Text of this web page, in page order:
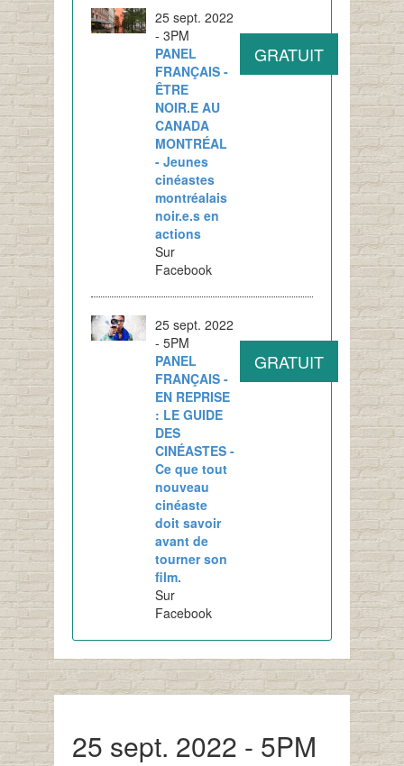
25 sept. 2022
- 3PM
PANEL
FRANÇAIS -
ÊTRE
NOIR.E AU
CANADA
MONTRÉAL
- Jeunes
cinéastes
montréalais
noir.e.s en
actions
Sur
Facebook
GRATUIT
25 sept. 2022
- 5PM
PANEL
FRANÇAIS -
EN REPRISE
: LE GUIDE
DES
CINÉASTES -
Ce que tout
nouveau
cinéaste
doit savoir
avant de
tourner son
film.
Sur
Facebook
GRATUIT
25 sept. 2022 - 5PM